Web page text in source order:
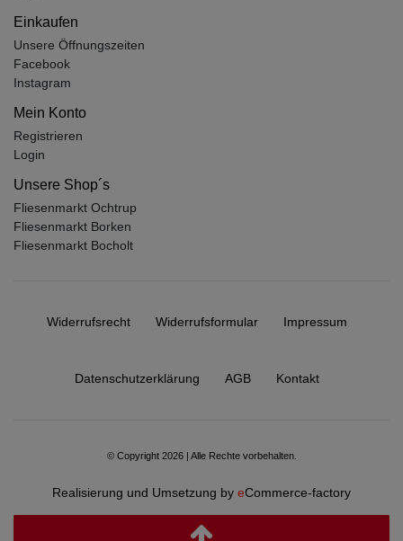
Einkaufen
Unsere Öffnungszeiten
Facebook
Instagram
Mein Konto
Registrieren
Login
Unsere Shop´s
Fliesenmarkt Ochtrup
Fliesenmarkt Borken
Fliesenmarkt Bocholt
Widerrufs­recht Widerrufs­formular Impressum
Daten­schutz­erklärung AGB Kontakt
© Copyright 2026 | Alle Rechte vorbehalten.
Realisierung und Umsetzung by eCommerce-factory